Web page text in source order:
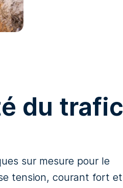
du trafic
sur mesure pour le
tension, courant fort et